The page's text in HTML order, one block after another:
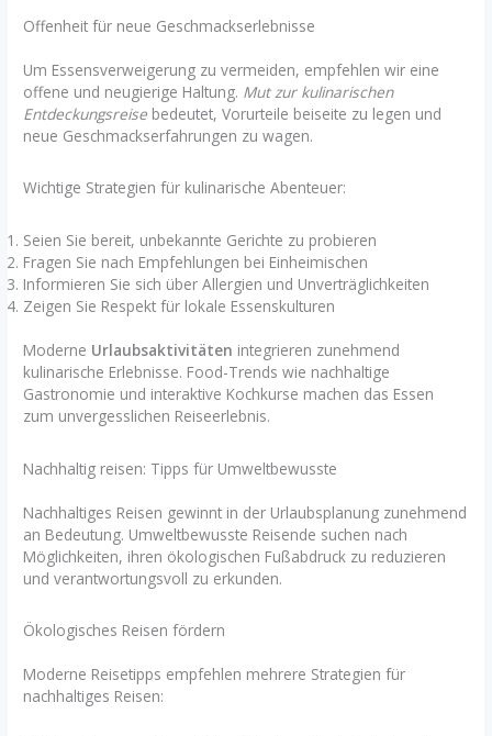
Offenheit für neue Geschmackserlebnisse
Um Essensverweigerung zu vermeiden, empfehlen wir eine
offene und neugierige Haltung. Mut zur kulinarischen
Entdeckungsreise bedeutet, Vorurteile beiseite zu legen und
neue Geschmackserfahrungen zu wagen.
Wichtige Strategien für kulinarische Abenteuer:
Seien Sie bereit, unbekannte Gerichte zu probieren
Fragen Sie nach Empfehlungen bei Einheimischen
Informieren Sie sich über Allergien und Unverträglichkeiten
Zeigen Sie Respekt für lokale Essenskulturen
Moderne Urlaubsaktivitäten integrieren zunehmend
kulinarische Erlebnisse. Food-Trends wie nachhaltige
Gastronomie und interaktive Kochkurse machen das Essen
zum unvergesslichen Reiseerlebnis.
Nachhaltig reisen: Tipps für Umweltbewusste
Nachhaltiges Reisen gewinnt in der Urlaubsplanung zunehmend
an Bedeutung. Umweltbewusste Reisende suchen nach
Möglichkeiten, ihren ökologischen Fußabdruck zu reduzieren
und verantwortungsvoll zu erkunden.
Ökologisches Reisen fördern
Moderne Reisetipps empfehlen mehrere Strategien für
nachhaltiges Reisen: